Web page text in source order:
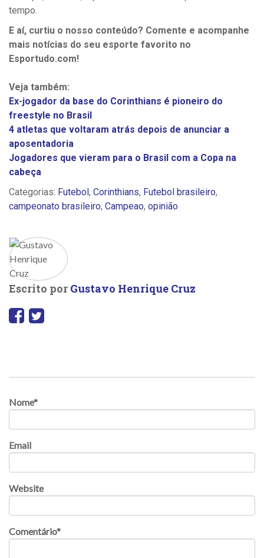
tempo.
E aí, curtiu o nosso conteúdo? Comente e acompanhe
mais notícias do seu esporte favorito no
Esportudo.com!
Veja também:
Ex-jogador da base do Corinthians é pioneiro do
freestyle no Brasil
4 atletas que voltaram atrás depois de anunciar a
aposentadoria
Jogadores que vieram para o Brasil com a Copa na
cabeça
Categorias: Futebol, Corinthians, Futebol brasileiro,
campeonato brasileiro, Campeao, opinião
Escrito por Gustavo Henrique Cruz
Nome*
Email
Website
Comentário*